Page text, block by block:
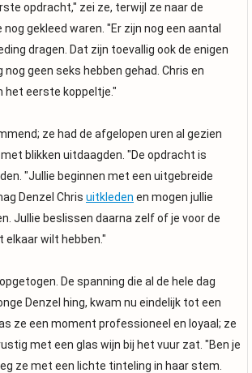
opdracht," zei ze, terwijl ze naar de
gekleed waren. "Er zijn nog een aantal
dragen. Dat zijn toevallig ook de enigen
nog geen seks hebben gehad. Chris en
het eerste koppeltje."
ze had de afgelopen uren al gezien
blikken uitdaagden. "De opdracht is
"Jullie beginnen met een uitgebreide
Denzel Chris uitkleden en mogen jullie
Jullie beslissen daarna zelf of je voor de
elkaar wilt hebben."
De spanning die al de hele dag
Denzel hing, kwam nu eindelijk tot een
ze een moment professioneel en loyaal; ze
met een glas wijn bij het vuur zat. "Ben je
ze met een lichte tinteling in haar stem.